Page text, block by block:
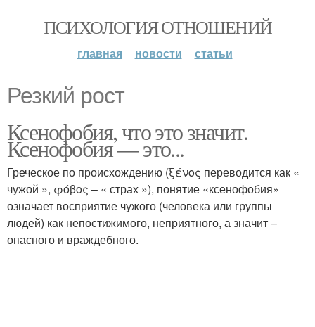
ПСИХОЛОГИЯ ОТНОШЕНИЙ
главная новости статьи
Резкий рост
Ксенофобия, что это значит.
Ксенофобия — это...
Греческое по происхождению (ξένος переводится как «
чужой », φόβος – « страх »), понятие «ксенофобия»
означает восприятие чужого (человека или группы
людей) как непостижимого, неприятного, а значит –
опасного и враждебного.